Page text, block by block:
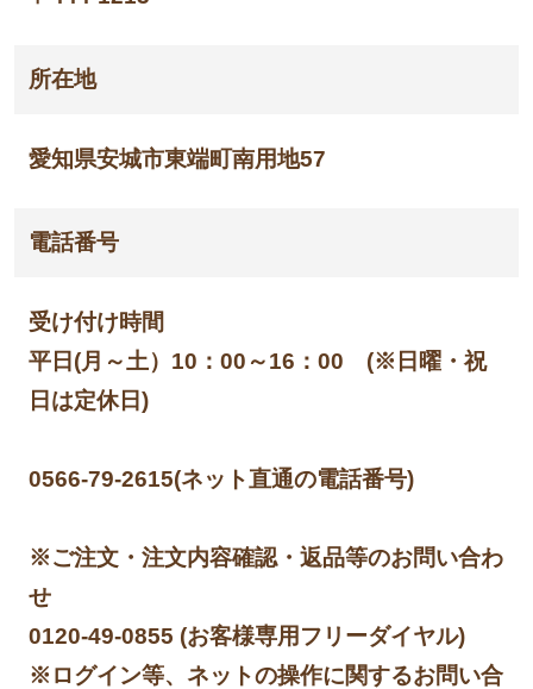
所在地
愛知県安城市東端町南用地57
電話番号
受け付け時間
平日(月～土）10：00～16：00 (※日曜・祝
日は定休日)
0566-79-2615(ネット直通の電話番号)
※ご注文・注文内容確認・返品等のお問い合わ
せ
0120-49-0855 (お客様専用フリーダイヤル)
※ログイン等、ネットの操作に関するお問い合